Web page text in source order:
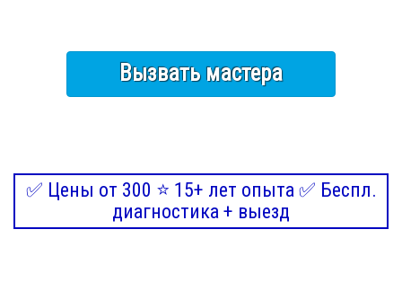
Вызвать мастера
✅ Цены от 300 ⭐ 15+ лет опыта ✅ Беспл.
диагностика + выезд